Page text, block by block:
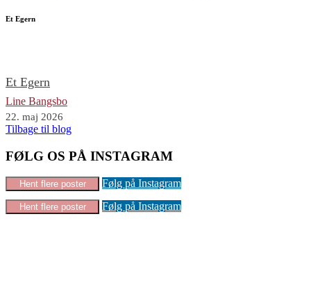
Et Egern
Et Egern
Line Bangsbo
22. maj 2026
Tilbage til blog
FØLG OS PÅ INSTAGRAM
Hent flere poster Følg på Instagram
Hent flere poster Følg på Instagram